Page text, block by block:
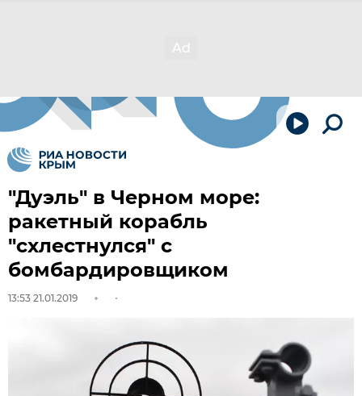
"Дуэль" в Черном море:
ракетный корабль
"схлестнулся" с
бомбардировщиком
13:53 21.01.2019